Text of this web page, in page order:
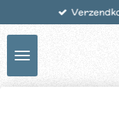
de
hoofdinhoud